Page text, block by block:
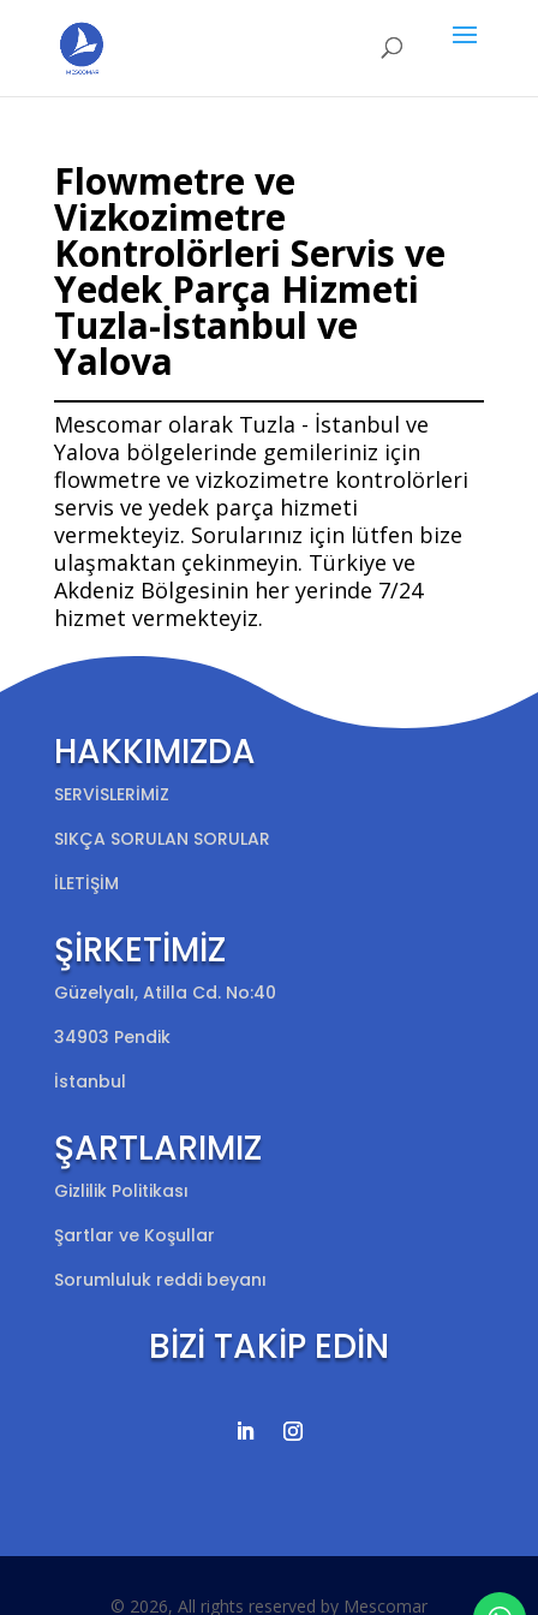
Flowmetre ve
Vizkozimetre
Kontrolörleri Servis ve
Yedek Parça Hizmeti
Tuzla-İstanbul ve
Yalova
Mescomar olarak Tuzla - İstanbul ve
Yalova bölgelerinde gemileriniz için
flowmetre ve vizkozimetre kontrolörleri
servis ve yedek parça hizmeti
vermekteyiz. Sorularınız için lütfen bize
ulaşmaktan çekinmeyin. Türkiye ve
Akdeniz Bölgesinin her yerinde 7/24
hizmet vermekteyiz.
HAKKIMIZDA
SERVİSLERİMİZ
SIKÇA SORULAN SORULAR
İLETİŞİM
ŞİRKETİMİZ
Güzelyalı, Atilla Cd. No:40
34903 Pendik
İstanbul
ŞARTLARIMIZ
Gizlilik Politikası
Şartlar ve Koşullar
Sorumluluk reddi beyanı
BİZİ TAKİP EDİN
© 2026, All rights reserved by Mescomar